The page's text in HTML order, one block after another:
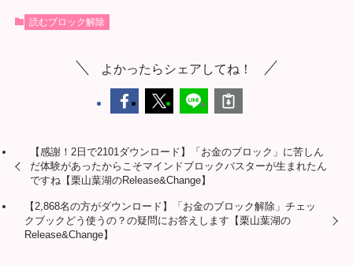
読むブロック解除
よかったらシェアしてね！
【感謝！2日で2101ダウンロード】「お金のブロック」に苦しん
だ体験があったからこそマインドブロックバスターが生まれたん
ですね【栗山葉湖のRelease&Change】
【2,868名の方がダウンロード】「お金のブロック解除」チェッ
クブックどう使うの？の疑問にお答えします【栗山葉湖の
Release&Change】